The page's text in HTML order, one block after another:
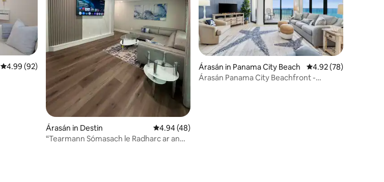
Meánrátáil 4.99 as 5, 92 léirmheas
4.99 (92)
Árasán in Destin Meánrátáil 4.94 as 5, 48 léirmheas
4.94 (48)
“Tearmann Sómasach le Radharc ar an
Árasán in Panama City Beach Meánrátáil 4.92 as 5,
4.92 (78)
Árasán Panama City Beachfront -